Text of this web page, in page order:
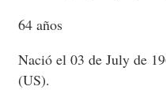
64 años
Nació el 03 de July de
(US).